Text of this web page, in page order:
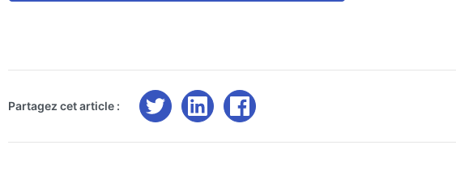
Partagez cet article :